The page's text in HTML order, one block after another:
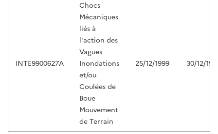
INTE9900627A
Chocs
Mécaniques
liés à
l'action des
Vagues
Inondations
et/ou
Coulées de
Boue
Mouvement
de Terrain
25/12/1999 30/12/